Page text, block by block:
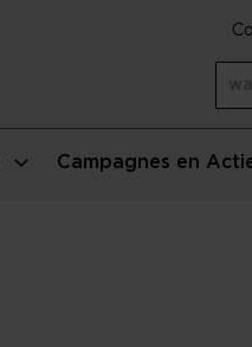
Campagnes en